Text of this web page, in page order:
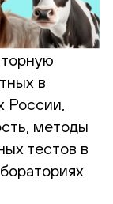
в
России,
методы
тестов в